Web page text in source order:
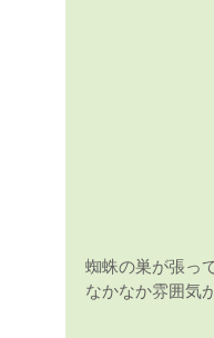
蜘蛛の巣が張
なかなか雰囲気